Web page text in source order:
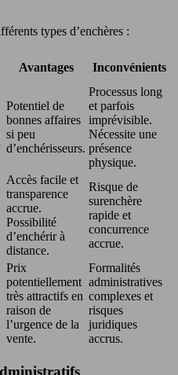
types d’enchères :
Avantages Inconvénients
Potentiel de
bonnes affaires
si peu
d’enchérisseurs.
Processus long
et parfois
imprévisible.
Nécessite une
présence
physique.
Accès facile et
transparence
accrue.
Possibilité
d’enchérir à
distance.
Risque de
surenchère
rapide et
concurrence
accrue.
Prix
potentiellement
très attractifs en
raison de
l’urgence de la
vente.
Formalités
administratives
complexes et
risques
juridiques
accrus.